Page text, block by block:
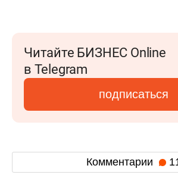
Читайте БИЗНЕС Online
в Telegram
подписаться
Комментарии